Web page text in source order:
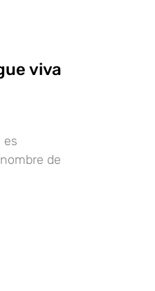
viva
es
de